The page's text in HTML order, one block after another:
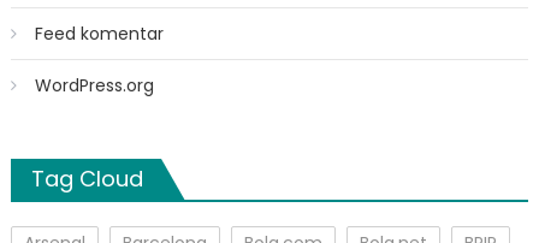
Feed komentar
WordPress.org
Tag Cloud